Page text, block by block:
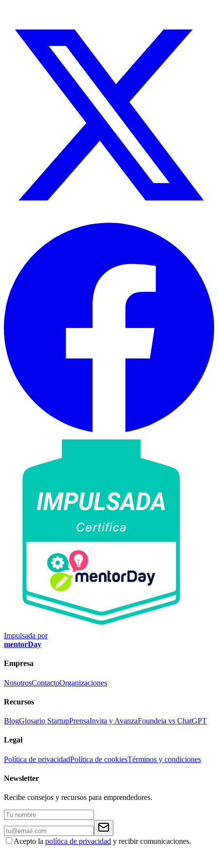
Impulsada por
mentorDay
Empresa
NosotrosContactoOrganizaciones
Recursos
BlogGlosario StartupPrensaInvita y AvanzaFoundeia vs ChatGPT
Legal
Política de privacidadPolítica de cookiesTérminos y condiciones
Newsletter
Recibe consejos y recursos para emprendedores.
Acepto la política de privacidad y recibir comunicaciones.